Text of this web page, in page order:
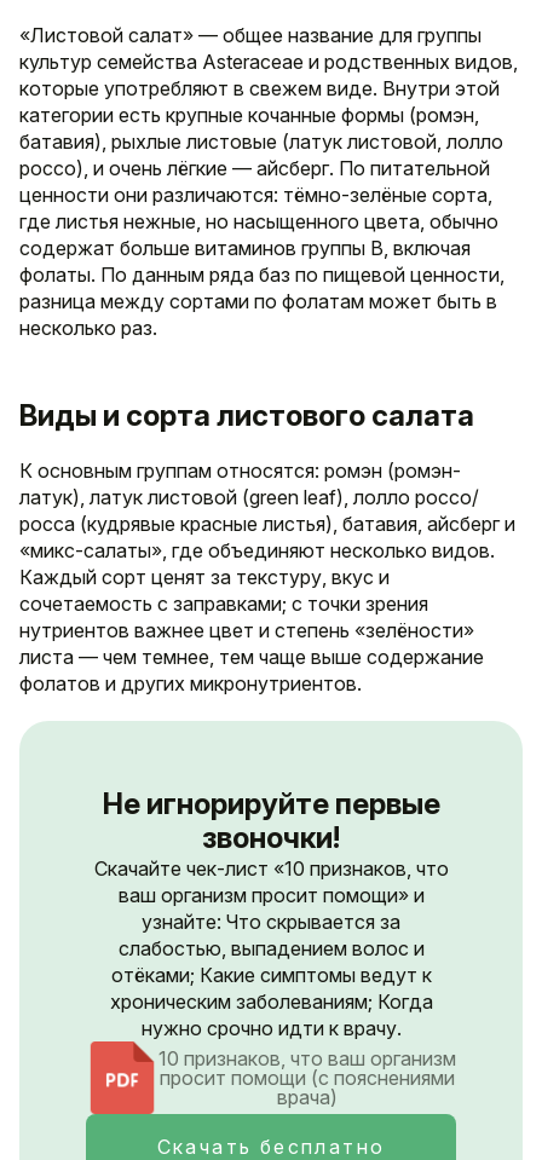
«Листовой салат» — общее название для группы
культур семейства Asteraceae и родственных видов,
которые употребляют в свежем виде. Внутри этой
категории есть крупные кочанные формы (ромэн,
батавия), рыхлые листовые (латук листовой, лолло
россо), и очень лёгкие — айсберг. По питательной
ценности они различаются: тёмно-зелёные сорта,
где листья нежные, но насыщенного цвета, обычно
содержат больше витаминов группы B, включая
фолаты. По данным ряда баз по пищевой ценности,
разница между сортами по фолатам может быть в
несколько раз.
Виды и сорта листового салата
К основным группам относятся: ромэн (ромэн-
латук), латук листовой (green leaf), лолло россо/
росса (кудрявые красные листья), батавия, айсберг и
«микс-салаты», где объединяют несколько видов.
Каждый сорт ценят за текстуру, вкус и
сочетаемость с заправками; с точки зрения
нутриентов важнее цвет и степень «зелёности»
листа — чем темнее, тем чаще выше содержание
фолатов и других микронутриентов.
Не игнорируйте первые
звоночки!
Скачайте чек-лист «10 признаков, что
ваш организм просит помощи» и
узнайте: Что скрывается за
слабостью, выпадением волос и
отёками; Какие симптомы ведут к
хроническим заболеваниям; Когда
нужно срочно идти к врачу.
10 признаков, что ваш организм
просит помощи (с пояснениями
врача)
Скачать бесплатно